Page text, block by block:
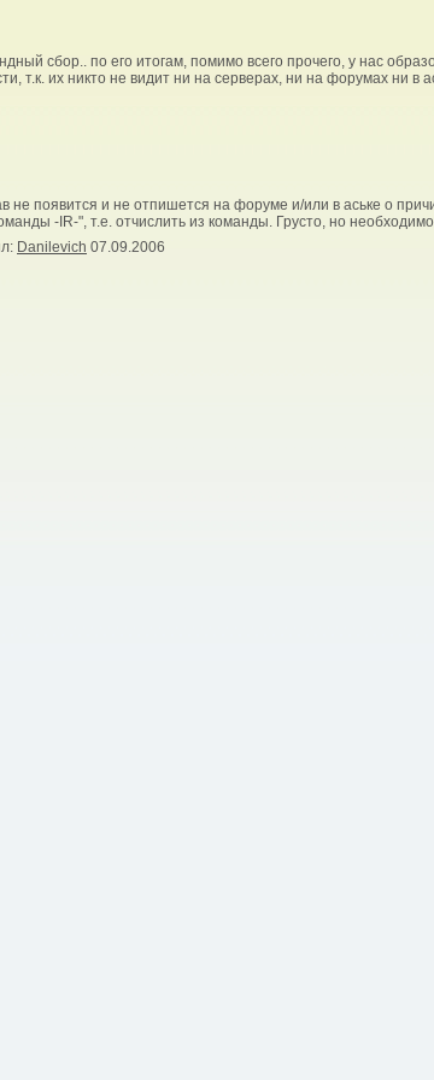
сбор.. по его итогам, помимо всего прочего, у нас
т.к. их никто не видит ни на серверах, ни на форумах ни в
не появится и не отпишется на форуме и/или в аське о
-IR-", т.е. отчислить из команды. Грусто, но
: Danilevich 07.09.2006